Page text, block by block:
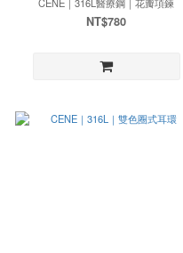
NT$780